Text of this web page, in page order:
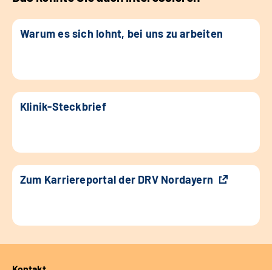
Warum es sich lohnt, bei uns zu arbeiten
Klinik-Steckbrief
Zum Karriereportal der DRV Nordayern